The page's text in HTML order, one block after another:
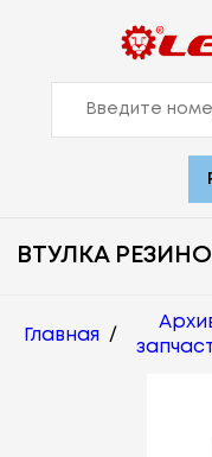
ВТУЛКА
Главная /